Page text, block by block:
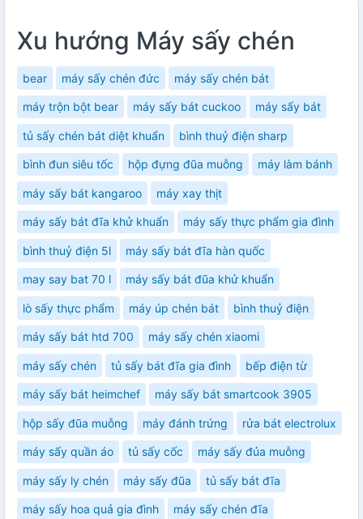
Xu hướng Máy sấy chén
bear máy sấy chén đức máy sấy chén bát
máy trộn bột bear máy sấy bát cuckoo máy sấy bát
tủ sấy chén bát diệt khuẩn bình thuỷ điện sharp
bình đun siêu tốc hộp đựng đũa muỗng máy làm bánh
máy sấy bát kangaroo máy xay thịt
máy sấy bát đĩa khử khuẩn máy sấy thực phẩm gia đình
bình thuỷ điện 5l máy sấy bát đĩa hàn quốc
may say bat 70 l máy sấy bát đũa khử khuẩn
lò sấy thực phẩm máy úp chén bát bình thuỷ điện
máy sấy bát htd 700 máy sấy chén xiaomi
máy sấy chén tủ sấy bát đĩa gia đình bếp điện từ
máy sấy bát heimchef máy sấy bát smartcook 3905
hộp sấy đũa muỗng máy đánh trứng rửa bát electrolux
máy sấy quần áo tủ sấy cốc máy sấy đủa muỗng
máy sấy ly chén máy sấy đũa tủ sấy bát đĩa
máy sấy hoa quả gia đình máy sấy chén đĩa